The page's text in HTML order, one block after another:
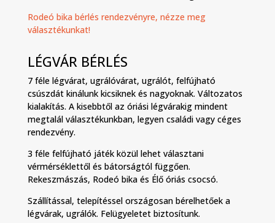
Rodeó bika bérlés rendezvényre, nézze meg
választékunkat!
LÉGVÁR BÉRLÉS
7 féle légvárat, ugrálóvárat, ugrálót, felfújható
csúszdát kinálunk kicsiknek és nagyoknak. Változatos
kialakítás. A kisebbtől az óriási légvárakig mindent
megtalál választékunkban, legyen családi vagy céges
rendezvény.
3 féle felfújható játék közül lehet választani
vérmérséklettől és bátorságtól függően.
Rekeszmászás, Rodeó bika és Élő óriás csocsó.
Szállítással, telepítéssel országosan bérelhetőek a
légvárak, ugrálók. Felügyeletet biztosítunk.